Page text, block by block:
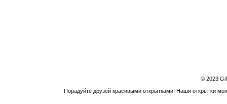
© 2023
Порадуйте друзей красивыми открытками! Наши открытки